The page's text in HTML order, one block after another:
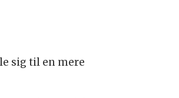
sig til en mere